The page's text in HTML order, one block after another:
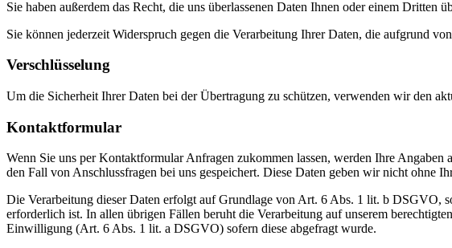
Sie haben außerdem das Recht, die uns überlassenen Daten Ihnen oder einem Dritten
Sie können jederzeit Widerspruch gegen die Verarbeitung Ihrer Daten, die aufgrund
Verschlüsselung
Um die Sicherheit Ihrer Daten bei der Übertragung zu schützen, verwenden wir den
Kontaktformular
Wenn Sie uns per Kontaktformular Anfragen zukommen lassen, werden Ihre
den Fall von Anschlussfragen bei uns gespeichert. Diese Daten geben wir nicht ohne
Die Verarbeitung dieser Daten erfolgt auf Grundlage von Art. 6 Abs. 1 lit. b DSGVO,
erforderlich ist. In allen übrigen Fällen beruht die Verarbeitung auf unserem
Einwilligung (Art. 6 Abs. 1 lit. a DSGVO) sofern diese abgefragt wurde.